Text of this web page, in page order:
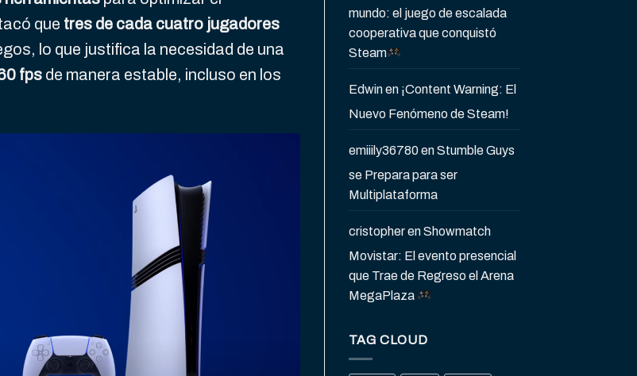
que tres de cada cuatro jugadores
lo que justifica la necesidad de una
fps de manera estable, incluso en los
mundo: el juego de escalada
cooperativa que conquistó
Steam
Edwinen ¡Content Warning: El
Nuevo Fenómeno de Steam!
emiiily36780enStumble Guys
se Prepara para ser
Multiplataforma
cristopherenShowmatch
Movistar: El evento presencial
que Trae de Regreso el Arena
MegaPlaza
TAG CLOUD